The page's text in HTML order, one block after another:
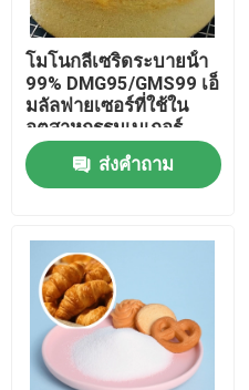
โมโนกลีเซริดระบายน้ํา
99% DMG95/GMS99 เอ็
มลัลฟายเซอร์ที่ใช้ใน
อุตสาหกรรมเบเกอร์
ส่งคำถาม